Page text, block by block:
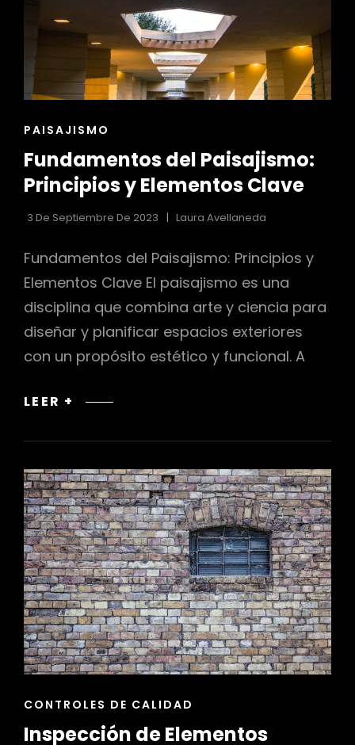
ENLACES
LAS
CATEGORÍAS
PAISAJISMO
Fundamentos del Paisajismo:
Principios y Elementos Clave
3 De Septiembre De 2023 Laura Avellaneda
Fundamentos del Paisajismo: Principios y
Elementos Clave El paisajismo es una
disciplina que combina arte y ciencia para
diseñar y planificar espacios exteriores
con un propósito estético y funcional. A
LEER +
FUNDAMENTOS
PAISAJISMO:
Y
ELEMENTOS
CLAVE
ENLACES
LAS
CONTROLES DE CALIDAD
Inspección de Elementos